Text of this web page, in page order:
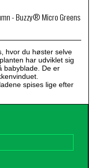
- Buzzy® Micro Greens
hvor du høster selve
har udviklet sig
babyblade. De er
spises lige efter